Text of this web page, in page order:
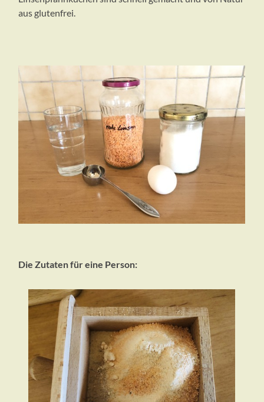
aus glutenfrei.
Die Zutaten für eine Person: